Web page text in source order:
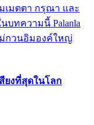
มตตา กรุณา และ
บทความนี้ Palanla
ม่กวนอิมองค์ใหญ่
ยงที่สุดในโลก